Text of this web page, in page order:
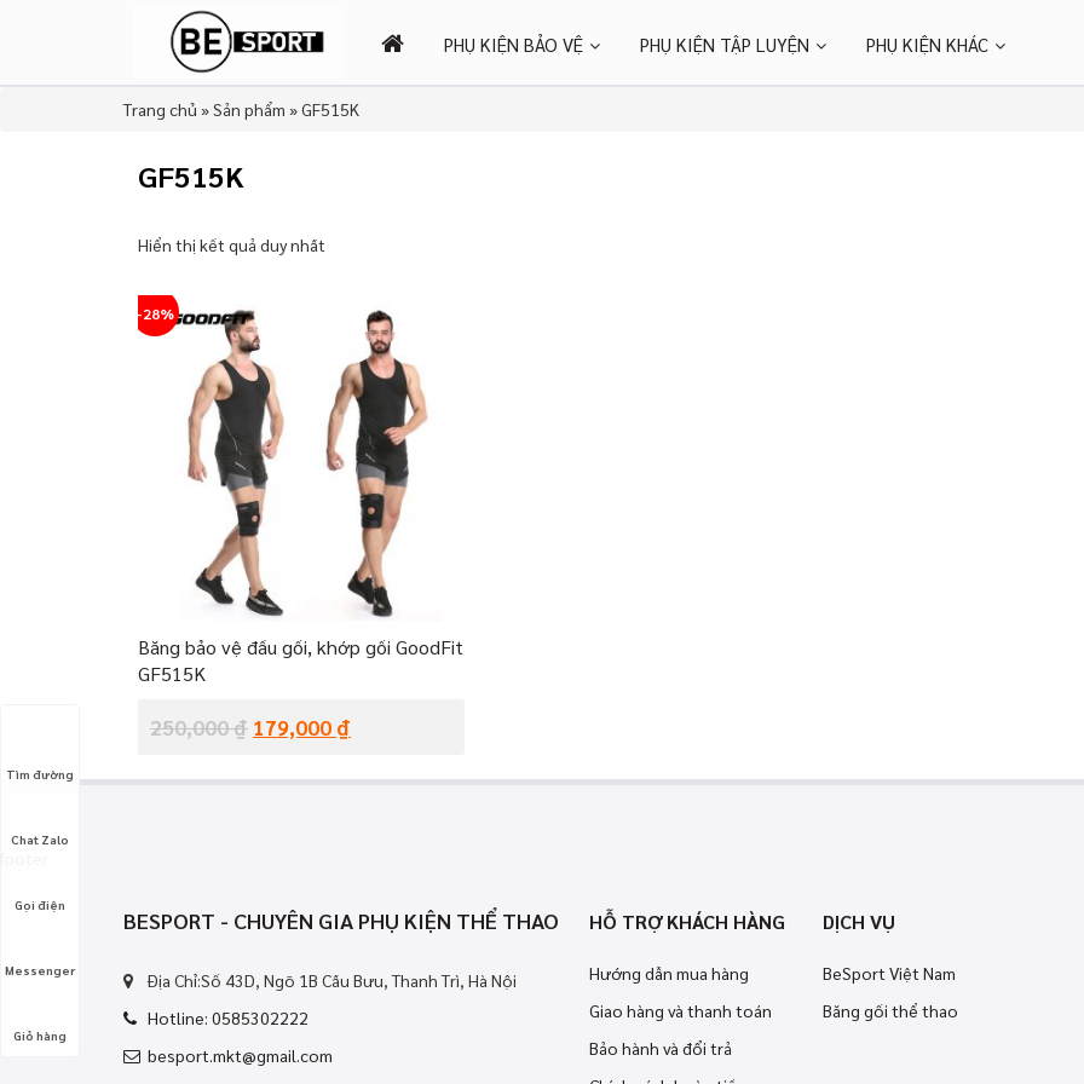
PHỤ KIỆN BẢO VỆ PHỤ KIỆN TẬP LUYỆN PHỤ KIỆN KHÁC
Trang chủ »Sản phẩm »GF515K
GF515K
Hiển thị kết quả duy nhất
-28%
Băng bảo vệ đầu gối, khớp gối GoodFit
GF515K
250,000₫ 179,000 ₫
BESPORT - CHUYÊN GIA PHỤ KIỆN THỂ THAO
Địa Chỉ:Số 43D, Ngõ 1B Cầu Bưu, Thanh Trì, Hà Nội
Hotline: 0585302222
besport.mkt@gmail.com
HỖ TRỢ KHÁCH HÀNG
Hướng dẫn mua hàng
Giao hàng và thanh toán
Bảo hành và đổi trả
DỊCH VỤ
BeSport Việt Nam
Băng gối thể thao
Tìm đường
Chat Zalo
Gọi điện
Messenger
Giỏ hàng